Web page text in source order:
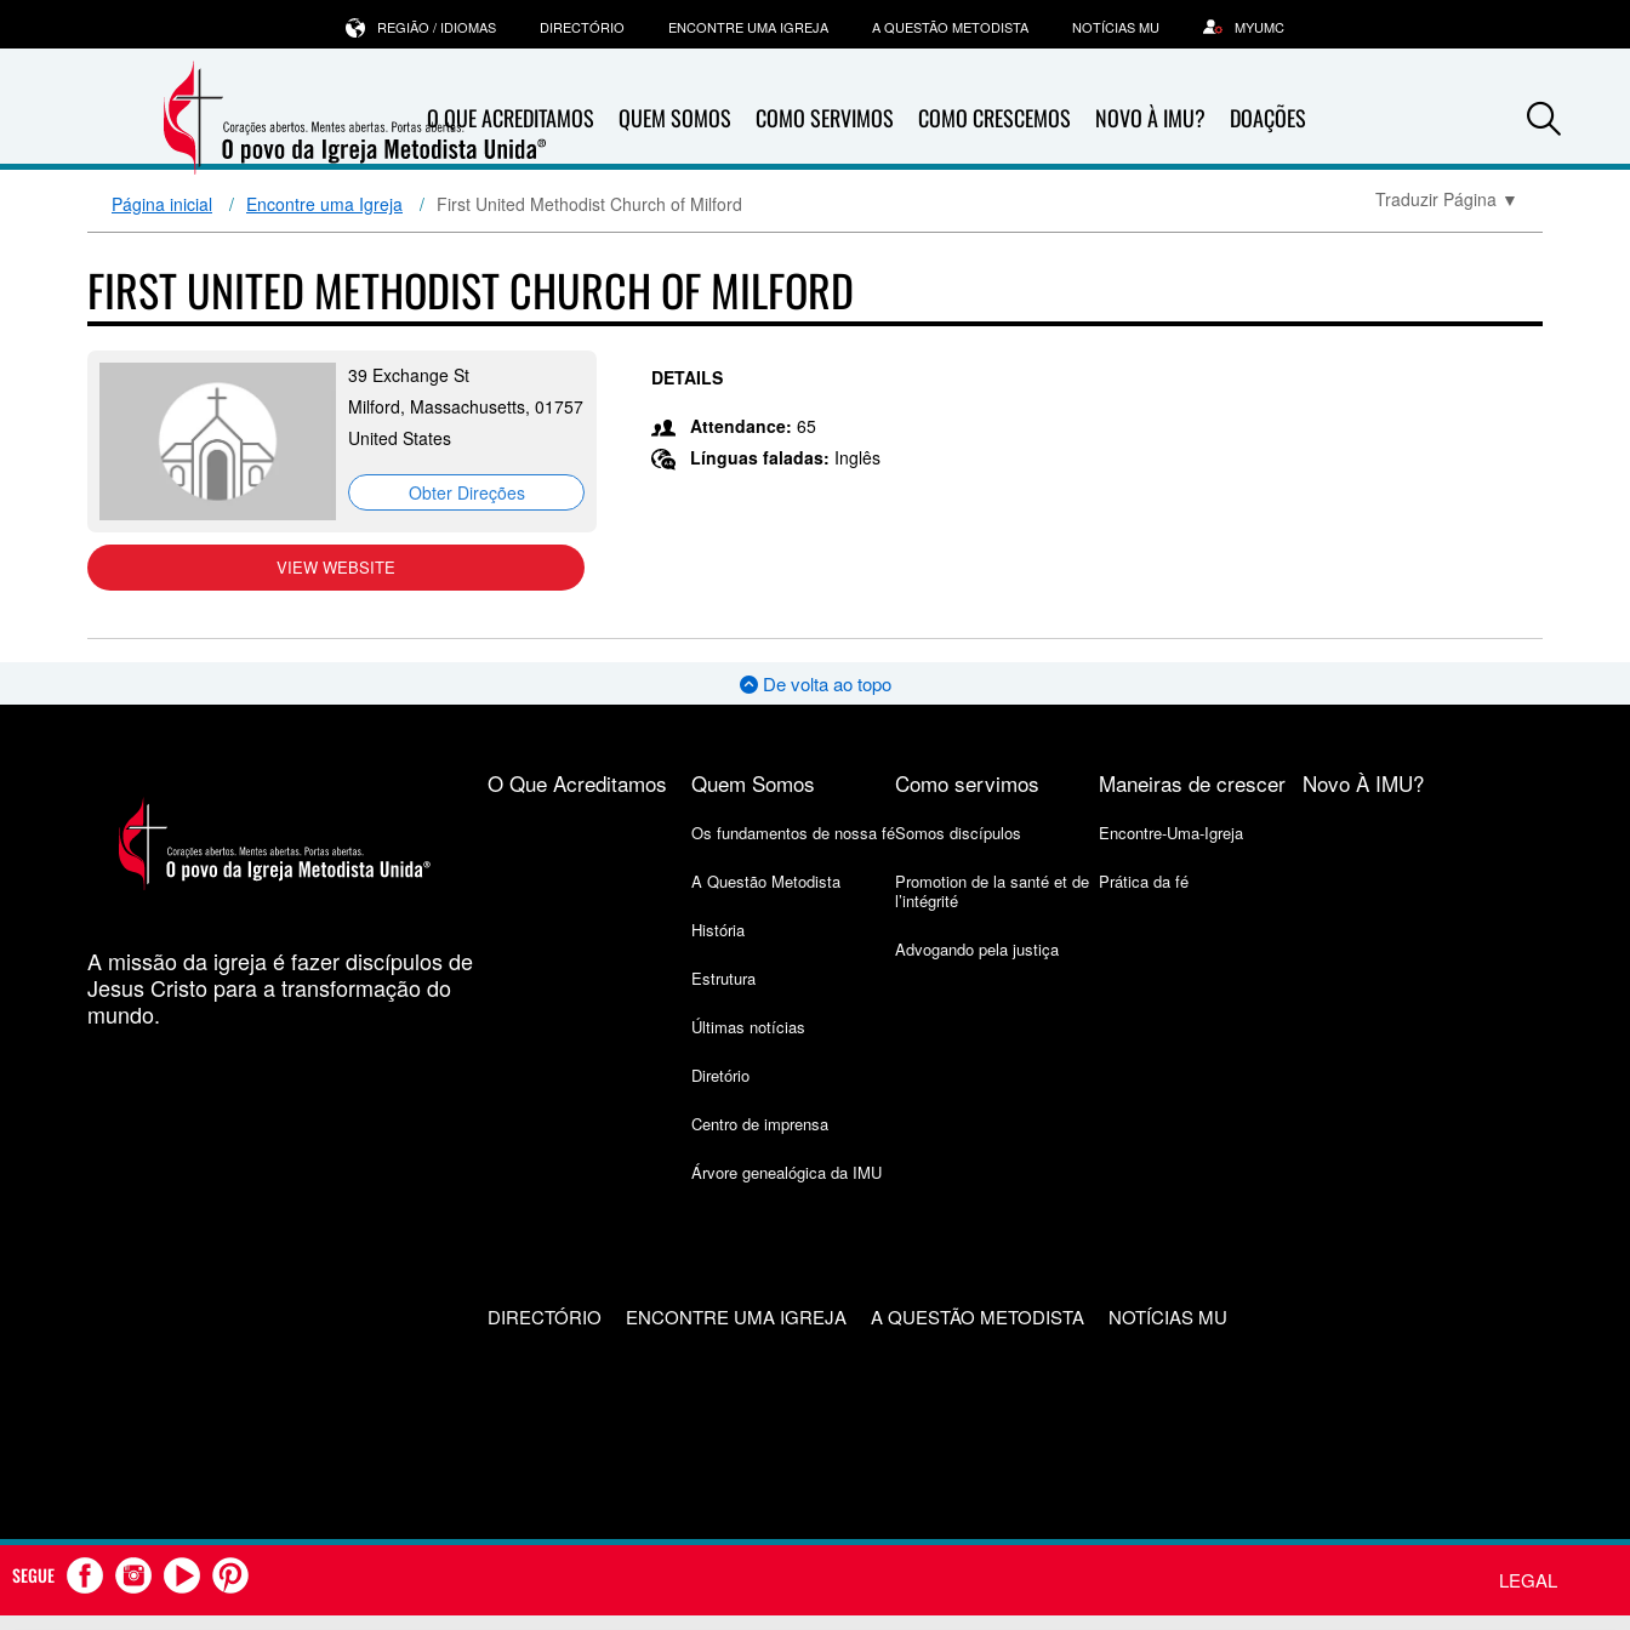
O QUE ACREDITAMOS QUEM SOMOS COMO SERVIMOS COMO CRESCEMOS NOVO À IMU? DOAÇÕES
REGIÃO / IDIOMAS DIRECTÓRIO ENCONTRE UMA IGREJA A QUESTÃO METODISTA NOTÍCIAS MU MYUMC
Página inicial Encontre uma Igreja First United Methodist Church of Milford Traduzir Página ▼
FIRST UNITED METHODIST CHURCH OF MILFORD
39 Exchange St
Milford, Massachusetts, 01757
United States
Obter Direções
VIEW WEBSITE
DETAILS
Attendance: 65
Línguas faladas: Inglês
De volta ao topo
A missão da igreja é fazer discípulos de
Jesus Cristo para a transformação do
mundo.
O Que Acreditamos Quem Somos
Os fundamentos de nossa fé
A Questão Metodista
História
Estrutura
Últimas notícias
Diretório
Centro de imprensa
Árvore genealógica da IMU
Como servimos
Somos discípulos
Promotion de la santé et de
l’intégrité
Advogando pela justiça
Maneiras de crescer
Encontre-Uma-Igreja
Prática da fé
Novo À IMU?
DIRECTÓRIO ENCONTRE UMA IGREJA A QUESTÃO METODISTA NOTÍCIAS MU
SEGUE LEGAL